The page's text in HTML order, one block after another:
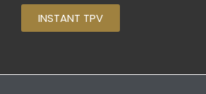
INSTANT TPV